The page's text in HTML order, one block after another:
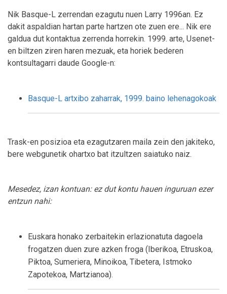
Nik Basque-L zerrendan ezagutu nuen Larry 1996an. Ez
dakit aspaldian hartan parte hartzen ote zuen ere... Nik ere
galdua dut kontaktua zerrenda horrekin. 1999. arte, Usenet-
en biltzen ziren haren mezuak, eta horiek bederen
kontsultagarri daude Google-n:
Basque-L artxibo zaharrak, 1999. baino lehenagokoak
Trask-en posizioa eta ezagutzaren maila zein den jakiteko,
bere webgunetik ohartxo bat itzultzen saiatuko naiz.
Mesedez, izan kontuan: ez dut kontu hauen inguruan ezer
entzun nahi:
Euskara honako zerbaitekin erlazionatuta dagoela
frogatzen duen zure azken froga (Iberikoa, Etruskoa,
Piktoa, Sumeriera, Minoikoa, Tibetera, Istmoko
Zapotekoa, Martzianoa).